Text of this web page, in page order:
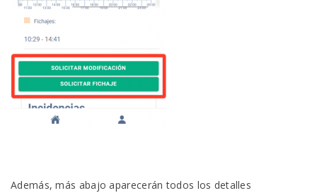
Además, más abajo aparecerán todos los detalles